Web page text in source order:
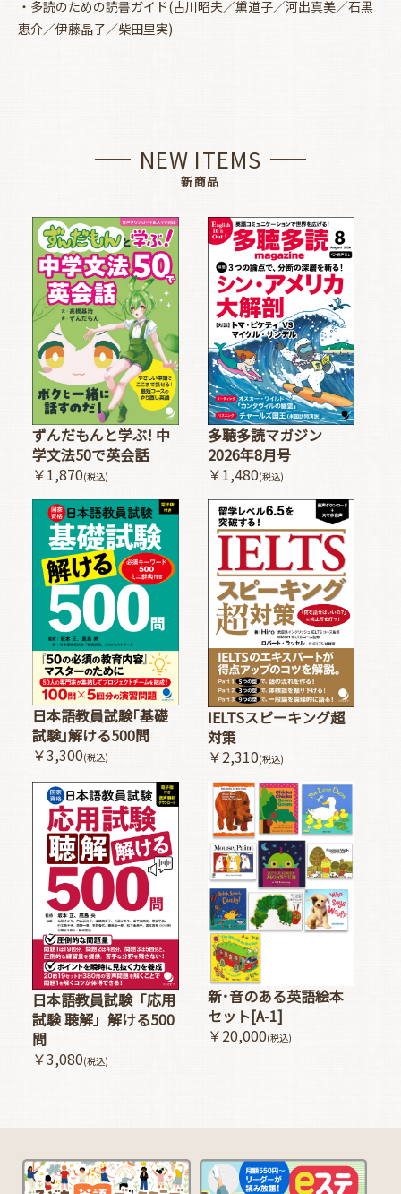
・多読のための読書ガイド(古川昭夫／黛道子／河出真美／石黒
恵介／伊藤晶子／柴田里実)
NEW ITEMS
新商品
ずんだもんと学ぶ! 中
学文法50で英会話
￥1,870(税込)
多聴多読マガジン
2026年8月号
￥1,480(税込)
日本語教員試験｢基礎
試験｣解ける500問
￥3,300(税込)
IELTSスピーキング超
対策
￥2,310(税込)
日本語教員試験「応用
試験 聴解」解ける500
問
￥3,080(税込)
新･音のある英語絵本
セット[A-1]
￥20,000(税込)